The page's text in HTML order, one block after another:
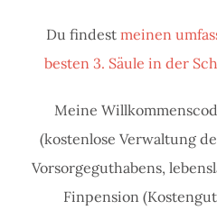
Du findest meinen
besten 3. Säule in der
Meine
(kostenlose Verwaltung
Vorsorgeguthabens,
Finpension